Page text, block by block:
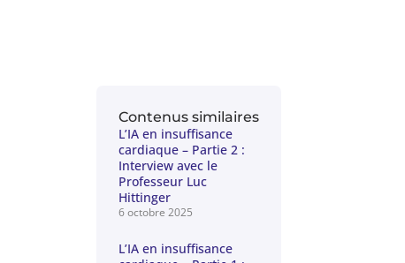
Contenus similaires
L’IA en insuffisance
cardiaque – Partie 2 :
Interview avec le
Professeur Luc
Hittinger
6 octobre 2025
L’IA en insuffisance